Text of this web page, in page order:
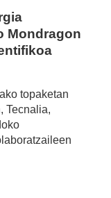
Mondragon
topaketan
Tecnalia,